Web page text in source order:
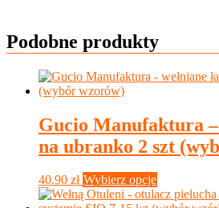
Podobne produkty
Gucio Manufaktura –
na ubranko 2 szt
40.90 zł Wybierz opcje
produkt